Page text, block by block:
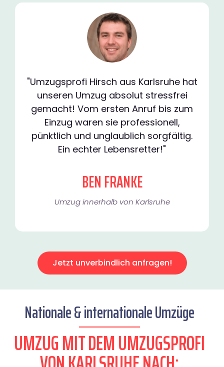
"Umzugsprofi Hirsch aus Karlsruhe hat
unseren Umzug absolut stressfrei
gemacht! Vom ersten Anruf bis zum
Einzug waren sie professionell,
pünktlich und unglaublich sorgfältig.
Ein echter Lebensretter!"
BEN FRANKE
Umzug innerhalb von Karlsruhe​
Jetzt unverbindlich anfragen!
Nationale & internationale Umzüge
UMZUG MIT DEM UMZUGSPROFI